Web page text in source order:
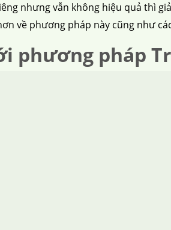
nhưng vẫn không hiệu quả thì
về phương pháp này cũng như
phương pháp